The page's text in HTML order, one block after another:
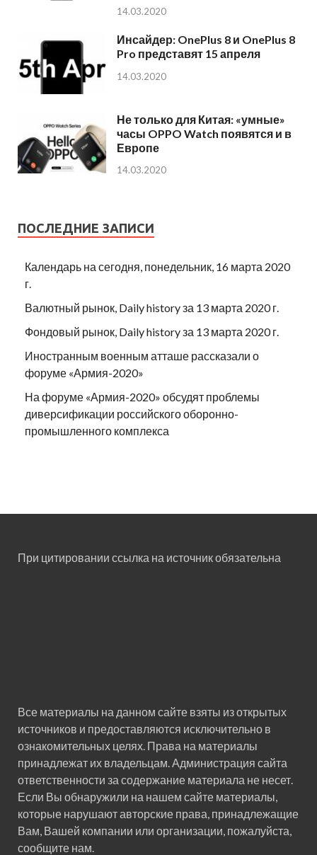
14.03.2020
Инсайдер: OnePlus 8 и OnePlus 8
Pro представят 15 апреля
14.03.2020
Не только для Китая: «умные»
часы OPPO Watch появятся и в
Европе
14.03.2020
ПОСЛЕДНИЕ ЗАПИСИ
Календарь на сегодня, понедельник, 16 марта 2020
г.
Валютный рынок, Daily history за 13 марта 2020 г.
Фондовый рынок, Daily history за 13 марта 2020 г.
Иностранным военным атташе рассказали о
форуме «Армия-2020»
На форуме «Армия-2020» обсудят проблемы
диверсификации российского оборонно-
промышленного комплекса
При цитировании ссылка на источник обязательна
Все материалы на данном сайте взяты из открытых
источников и предоставляются исключительно в
ознакомительных целях. Права на материалы
принадлежат их владельцам. Администрация сайта
ответственности за содержание материала не несет.
Если Вы обнаружили на нашем сайте материалы,
которые нарушают авторские права, принадлежащие
Вам, Вашей компании или организации, пожалуйста,
сообщите нам.